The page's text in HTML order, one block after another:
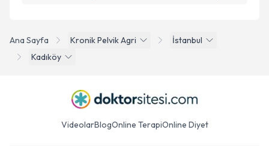
Ana Sayfa Kronik Pelvik Agri
İstanbul
Kadıköy
VideolarBlogOnline TerapiOnline Diyet